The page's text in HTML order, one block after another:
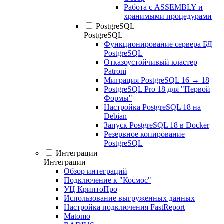
Работа с ASSEMBLY и
хранимыми процедурами
PostgreSQL
PostgreSQL
Функционирование сервера БД
PostgreSQL
Отказоустойчивый кластер
Patroni
Миграция PostgreSQL 16 → 18
PostgreSQL Pro 18 для "Первой
Формы"
Настройка PostgreSQL 18 на
Debian
Запуск PostgreSQL 18 в Docker
Резервное копирование
PostgreSQL
Интеграции
Интеграции
Обзор интеграций
Подключение к "Космос"
УЦ КриптоПро
Использование выгруженных данных
Настройка подключения FastReport
Matomo